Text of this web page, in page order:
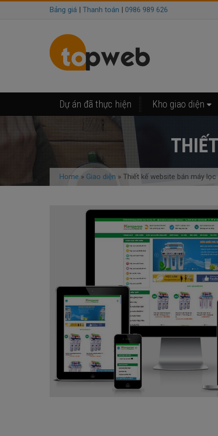
Bảng giá | Thanh toán | 0986 989 626
Dự án đã thực hiện Kho giao diện
Home » Giao diện » Thiết kế website bán máy